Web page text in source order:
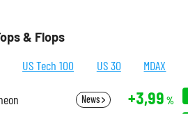
& Flops
US Tech 100 US 30 MDAX
News +3,99 %